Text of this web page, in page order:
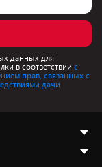
данных для
в соответствии с
прав, связанных с
дачи